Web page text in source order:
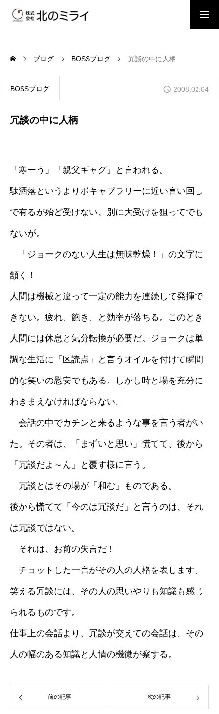
会社概要
事業内容
お問い合わせ
採用情報
ブログ
ブログ BOSSブログ 冗談の中に人柄
BOSSブログ 2008.02.04
冗談の中に人柄
「寒ーう」「親父ギャグ」と言われる。
駄洒落というよりボキャブラリーに近い言い回し
で有るが殆ど受けない、別に大受けを狙ってでも
ないが。
「ジョークのない人生は無味乾燥！」の文字に
頷く！
人間は機械と違って一定の能力を連続して発揮で
きない。疲れ、飽き、と効率が落ちる。このとき
人間には休息と気分転換が必要だ。ジョークは単
調な生活に「区読点」と言うオイルを付けて瞬間
的な笑いの慰安でもある。しかし時と場を充分に
わきまえなければならない。
会話の中でカチンと来るような事を言う者がい
た。その者は、「まずいと思い」慌てて、後から
「冗談だよ～ん」と覆す様に言う。
冗談とはその場が「和む」ものである。
後から慌てて「今のは冗談だ」と言うのは、それ
は冗談ではない。
それは、お前の失言だ！
チョットした一言がその人の人格を表します。
笑える冗談には、その人の思いやりも知識も感じ
られるものです。
仕事上の会話より、冗談が交えての会話は、その
人の幅のある知識と人情の機微が察する。
前の記事 次の記事